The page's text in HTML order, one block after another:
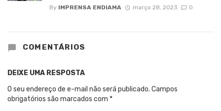
By IMPRENSA ENDIAMA março 28, 2023 0
COMENTÁRIOS
DEIXE UMA RESPOSTA
O seu endereço de e-mail não será publicado. Campos
obrigatórios são marcados com *